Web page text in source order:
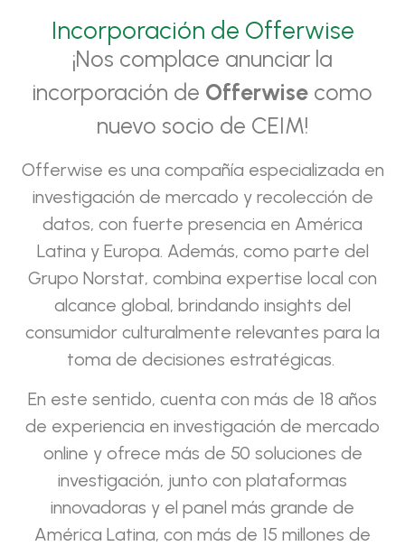
Incorporación de Offerwise
¡Nos complace anunciar la
incorporación de Offerwise como
nuevo socio de CEIM!
Offerwise es una compañía especializada en
investigación de mercado y recolección de
datos, con fuerte presencia en América
Latina y Europa. Además, como parte del
Grupo Norstat, combina expertise local con
alcance global, brindando insights del
consumidor culturalmente relevantes para la
toma de decisiones estratégicas.
En este sentido, cuenta con más de 18 años
de experiencia en investigación de mercado
online y ofrece más de 50 soluciones de
investigación, junto con plataformas
innovadoras y el panel más grande de
América Latina, con más de 15 millones de